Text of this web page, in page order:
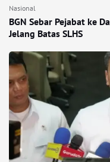
Nasional
BGN Sebar Pejabat ke
Jelang Batas SLHS